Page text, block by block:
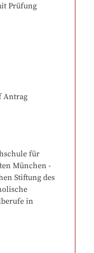
Prüfung
Antrag
für
München -
Stiftung des
in